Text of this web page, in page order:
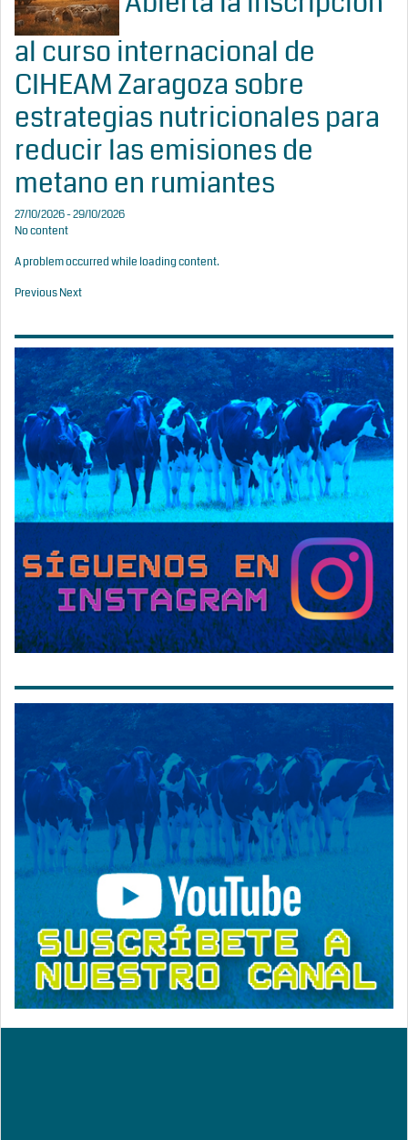
al curso internacional de
CIHEAM Zaragoza sobre
estrategias nutricionales para
reducir las emisiones de
metano en rumiantes
27/10/2026 - 29/10/2026
No content
A problem occurred while loading content.
PreviousNext